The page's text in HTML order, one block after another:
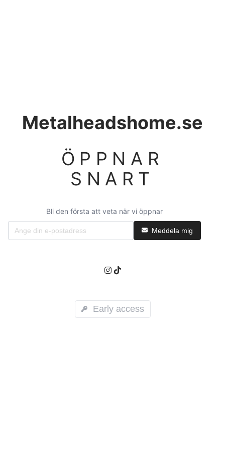
Metalheadshome.se
ÖPPNAR
SNART
Bli den första att veta när vi öppnar
Meddela mig
Early access